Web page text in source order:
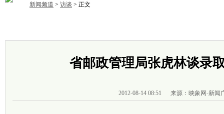
新闻频道 > 访谈 > 正文
省邮政管理局张虎林谈录
2012-08-14 08:51 来源：映象网-新闻